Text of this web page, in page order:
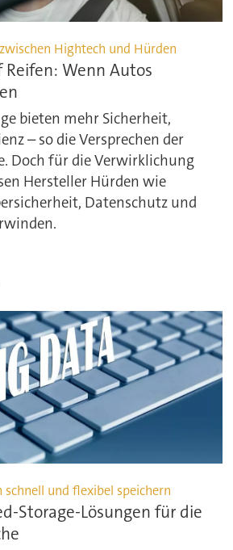
Hightech und Hürden
Wenn Autos
bieten mehr Sicherheit,
– so die Versprechen der
Doch für die Verwirklichung
Hersteller Hürden wie
Datenschutz und
und flexibel speichern
Storage-Lösungen für die